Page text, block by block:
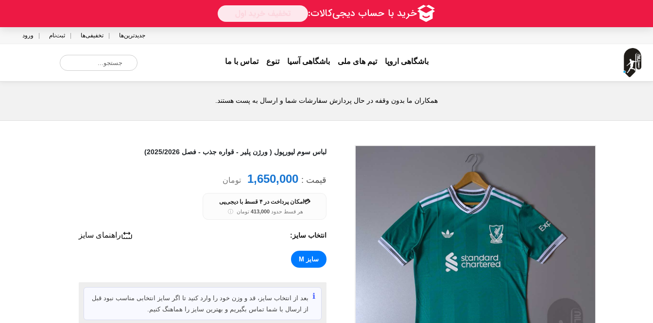
جدیدترین‌ها تخفیفی‌ها ثبت‌نام ورود
باشگاهی اروپا تیم های ملی باشگاهی آسیا تنوع تماس با ما
همکاران ما بدون وقفه در حال پردازش سفارشات شما و ارسال به پست هستند.
لباس سوم لیورپول ( ورژن پلیر - قواره جذب - فصل 2025/2026)
قیمت : 1,650,000 تومان
💳 امکان پرداخت در ۴ قسط با دیجی‌پی
هر قسط حدود 413,000 تومان ⓘ
انتخاب سایز: راهنمای سایز
سایز M
ℹ️ بعد از انتخاب سایز، قد و وزن خود را وارد کنید تا اگر سایز انتخابی مناسب نبود قبل
از ارسال با شما تماس بگیریم و بهترین سایز را هماهنگ کنیم.